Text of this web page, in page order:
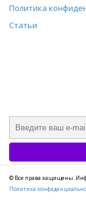
Политика
Статьи
© Все права защищены.
Политика